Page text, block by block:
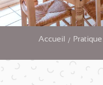
Accueil Pratique